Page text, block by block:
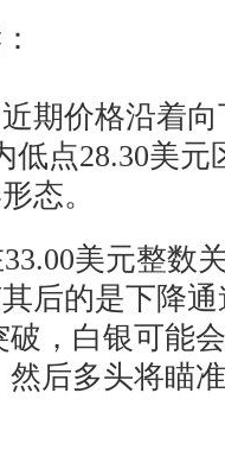
价格沿着向
低点28.30美
态。
美元整数
后的是下降
破，白银可能
后多头将瞄